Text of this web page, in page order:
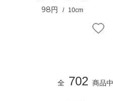
98円 10cm
全 702 商品中